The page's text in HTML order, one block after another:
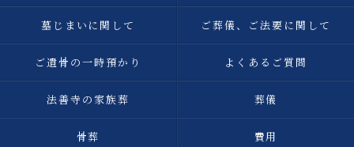
墓じまいに関して ご葬儀、ご法要に関して
ご遺骨の一時預かり よくあるご質問
法善寺の家族葬 葬儀
骨葬 費用